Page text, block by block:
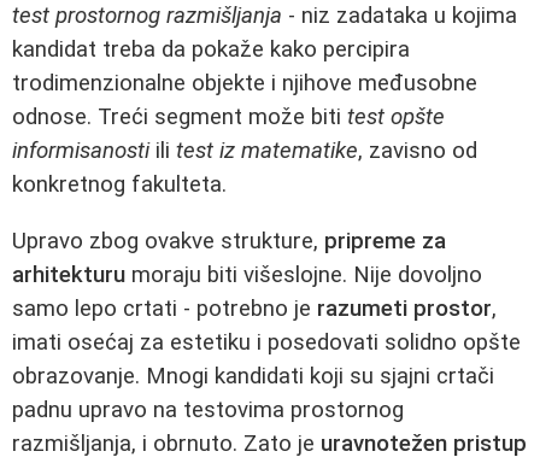
test prostornog razmišljanja - niz zadataka u kojima
kandidat treba da pokaže kako percipira
trodimenzionalne objekte i njihove međusobne
odnose. Treći segment može biti test opšte
informisanostiili test iz matematike, zavisno od
konkretnog fakulteta.
Upravo zbog ovakve strukture, pripreme za
arhitekturu moraju biti višeslojne. Nije dovoljno
samo lepo crtati - potrebno je razumeti prostor,
imati osećaj za estetiku i posedovati solidno opšte
obrazovanje. Mnogi kandidati koji su sjajni crtači
padnu upravo na testovima prostornog
razmišljanja, i obrnuto. Zato je uravnotežen pristup